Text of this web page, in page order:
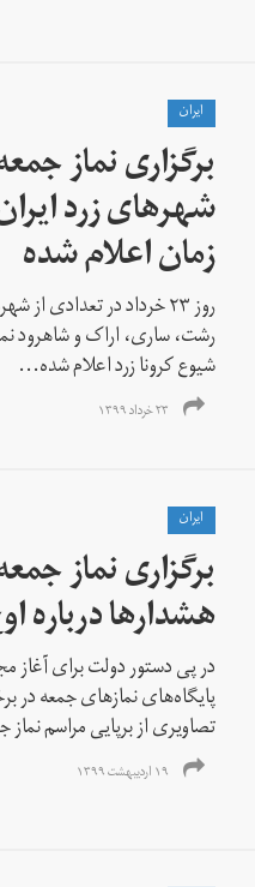
ايران
برگزاری نماز
شهرهای زرد
زمان اعلام شده
روز ۲۳ خرداد در تعدادی
رشت، ساری، اراک و شاهرود
شیوع کرونا زرد اعلام شده...
۲۳ خرداد ۱۳۹۹
ايران
برگزاری نماز
هشدارها درباره
در پی دستور دولت برای آغاز
پایگاه‌های نمازهای جمعه در
تصاویری از برپایی مراسم
۱۹ اردیبهشت ۱۳۹۹